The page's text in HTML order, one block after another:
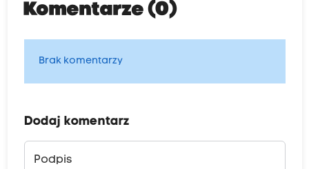
Komentarze (0)
Brak komentarzy
Dodaj komentarz
Podpis